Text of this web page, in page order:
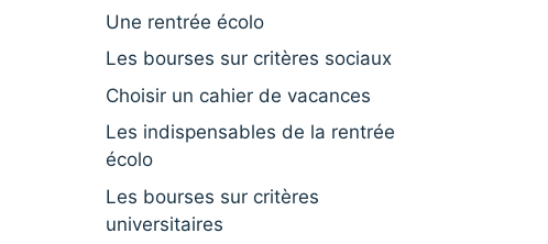
Une rentrée écolo
Les bourses sur critères sociaux
Choisir un cahier de vacances
Les indispensables de la rentrée
écolo
Les bourses sur critères
universitaires